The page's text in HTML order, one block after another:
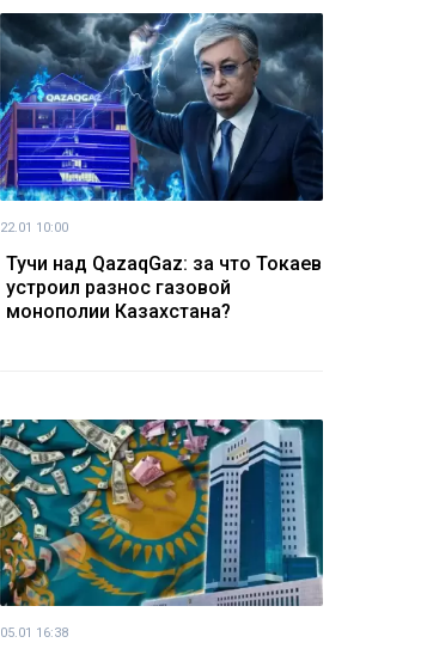
22.01 10:00
Тучи над QazaqGaz: за что Токаев
устроил разнос газовой
монополии Казахстана?
05.01 16:38